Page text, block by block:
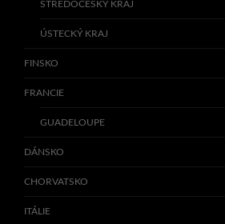
STŘEDOČESKÝ KRAJ
ÚSTECKÝ KRAJ
FINSKO
FRANCIE
GUADELOUPE
DÁNSKO
CHORVATSKO
ITÁLIE